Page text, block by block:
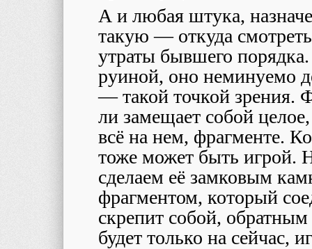
А и любая штука,
такую — откуда
утраты бывшего
руиной, оно неминуемо
― такой точкой зрения.
ли замещает собой
всё на нем, фрагменте.
тоже может быть игрой.
сделаем её замковым
фрагментом, который
скрепит собой,
будет только на сейчас,